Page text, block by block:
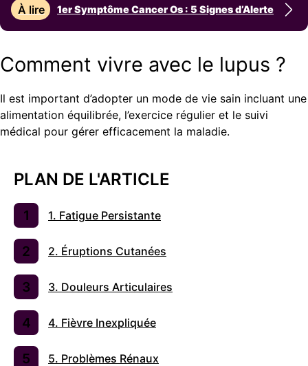
À lire 1er Symptôme Cancer Os : 5 Signes d’Alerte
Comment vivre avec le lupus ?
Il est important d’adopter un mode de vie sain incluant une
alimentation équilibrée, l’exercice régulier et le suivi
médical pour gérer efficacement la maladie.
PLAN DE L'ARTICLE
1. Fatigue Persistante
2. Éruptions Cutanées
3. Douleurs Articulaires
4. Fièvre Inexpliquée
5. Problèmes Rénaux